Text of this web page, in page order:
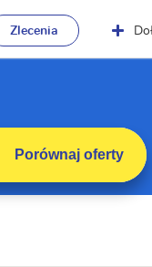
Zlecenia
Porównaj oferty